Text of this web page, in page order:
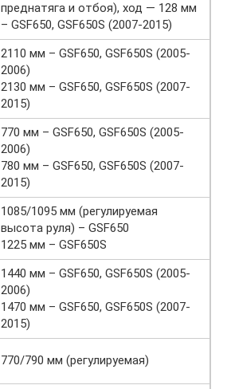
преднатяга и отбоя), ход — 128 мм
– GSF650, GSF650S (2007-2015)
2110 мм – GSF650, GSF650S (2005-
2006)
2130 мм – GSF650, GSF650S (2007-
2015)
770 мм – GSF650, GSF650S (2005-
2006)
780 мм – GSF650, GSF650S (2007-
2015)
1085/1095 мм (регулируемая
высота руля) – GSF650
1225 мм – GSF650S
1440 мм – GSF650, GSF650S (2005-
2006)
1470 мм – GSF650, GSF650S (2007-
2015)
770/790 мм (регулируемая)